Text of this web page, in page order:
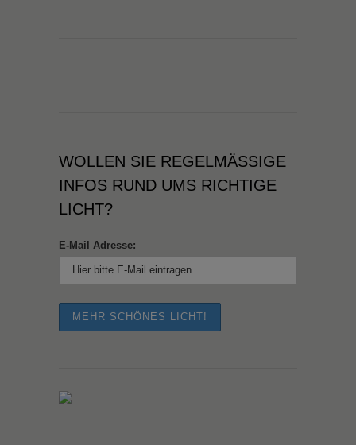
WOLLEN SIE REGELMÄSSIGE I
NFOS RUND UMS RICHTIGE L
ICHT?
E-Mail Adresse: